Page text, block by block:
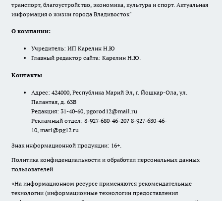
транспорт, благоустройство, экономика, культура и спорт. Актуальная
информация о жизни города Владивосток"
О компании:
Учредитель: ИП Карелин Н.Ю
Главный редактор сайта: Карелин Н.Ю.
Контакты
Адрес: 424000, Республика Марий Эл, г. Йошкар-Ола, ул.
Палантая, д. 63В
Редакция: 31-40-60, pgorod12@mail.ru
Рекламный отдел: 8-927-680-46-20? 8-927-680-46-
10, mari@pg12.ru
Знак информационной продукции: 16+.
Политика конфиденциальности и обработки персональных данных
пользователей
«На информационном ресурсе применяются рекомендательные
технологии (информационные технологии предоставления